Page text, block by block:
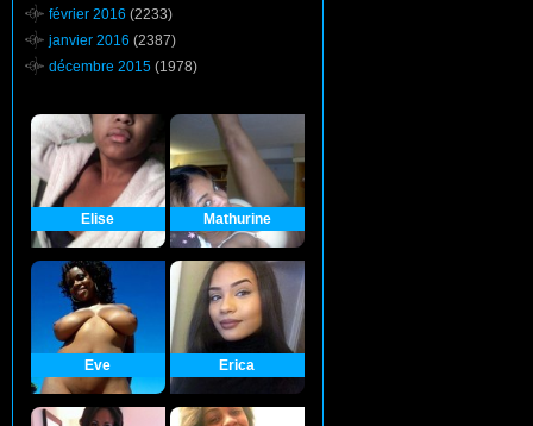
février 2016 (2233)
janvier 2016 (2387)
décembre 2015 (1978)
Elise Mathurine
Eve Erica